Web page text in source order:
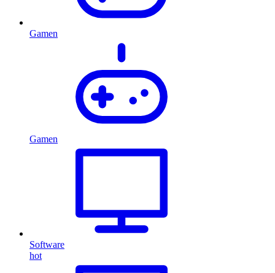
Gamen
Gamen
Software
hot